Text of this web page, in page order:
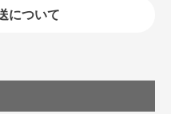
について